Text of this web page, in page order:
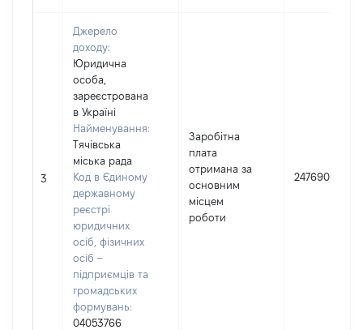
3
Джерело
доходу:
Юридична
особа,
зареєстрована
в Україні
Найменування:
Тячівська
міська рада
Код в Єдиному
державному
реєстрі
юридичних
осіб, фізичних
осіб –
підприємців та
громадських
формувань:
04053766
Заробітна
плата
отримана за
основним
місцем
роботи
247690